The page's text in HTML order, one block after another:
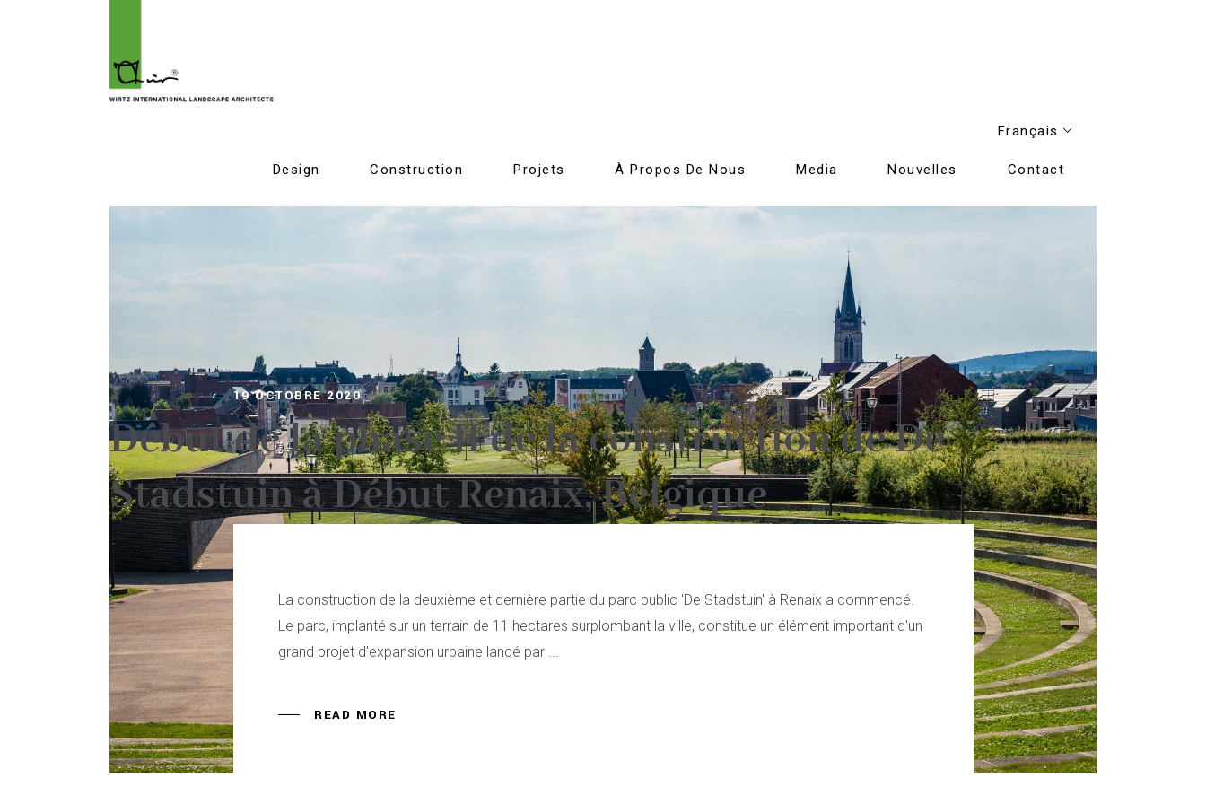
Français
Design Construction Projets À Propos De Nous Media Nouvelles Contact
19 OCTOBRE 2020
Début de la phase II de la construction de De
Stadstuin à Début Renaix, Belgique
La construction de la deuxième et dernière partie du parc public 'De Stadstuin' à Renaix a commencé.
Le parc, implanté sur un terrain de 11 hectares surplombant la ville, constitue un élément important d'un
grand projet d'expansion urbaine lancé par
READ MORE